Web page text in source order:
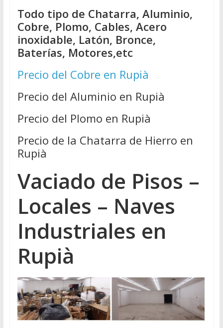
Todo tipo de Chatarra, Aluminio,
Cobre, Plomo, Cables, Acero
inoxidable, Latón, Bronce,
Baterías, Motores,etc
Precio del Cobre en Rupià
Precio del Aluminio en Rupià
Precio del Plomo en Rupià
Precio de la Chatarra de Hierro en
Rupià
Vaciado de Pisos –
Locales – Naves
Industriales en
Rupià